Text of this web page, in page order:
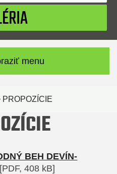
menu
PROPOZÍCIE
BEH DEVÍN-
[PDF, 408 kB]